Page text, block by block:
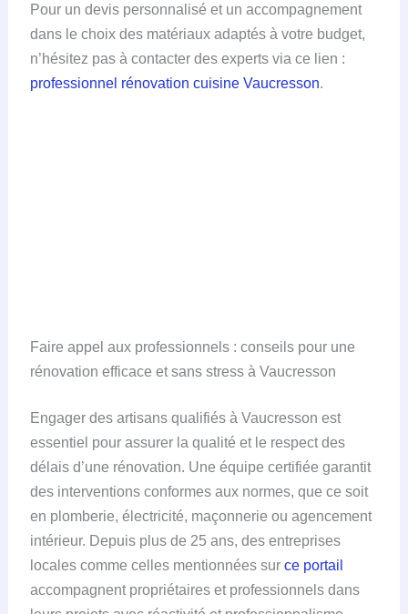
Pour un devis personnalisé et un accompagnement
dans le choix des matériaux adaptés à votre budget,
n’hésitez pas à contacter des experts via ce lien :
professionnel rénovation cuisine Vaucresson.
Faire appel aux professionnels : conseils pour une
rénovation efficace et sans stress à Vaucresson
Engager des artisans qualifiés à Vaucresson est
essentiel pour assurer la qualité et le respect des
délais d’une rénovation. Une équipe certifiée garantit
des interventions conformes aux normes, que ce soit
en plomberie, électricité, maçonnerie ou agencement
intérieur. Depuis plus de 25 ans, des entreprises
locales comme celles mentionnées sur ce portail
accompagnent propriétaires et professionnels dans